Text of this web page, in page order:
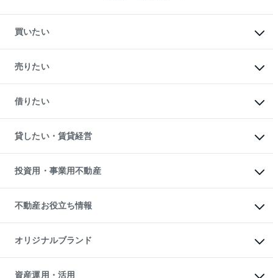
買いたい
新築・分譲マンションの購入
中古マンションの購入
一戸建ての購入
中古一戸建ての購入
不動産購入の流れ
注目キーワード物件特集
購入ガイド
English 繁体中文簡体中文
売りたい
一戸建ての売却・査定
土地の売却・査定
スピードAI査定
不動産査定について
不動産売却の流れ
不動産買換えの流れ
売却ガイド
借りたい
オフィス・店舗の賃貸
借りるときの流れ
借りるガイド
貸したい・賃貸経営
マンション賃料データ
賃貸管理プラン
リロケーションについて
貸すガイド
投資用・事業用不動産
事業用不動産
マンション投資
投資用マンション
アパート経営
収益物件
ビル購入（ビル一棟）
不動産お役立ち情報
マンションライブラリー
人気マンションランキング
暮らしに役立つ不動産メディア
不動産相場・不動産価格情報
オリジナルブランド
一棟リノベーションマンション
資産運用・活用